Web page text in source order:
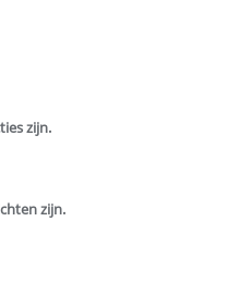
zijn.
zijn.